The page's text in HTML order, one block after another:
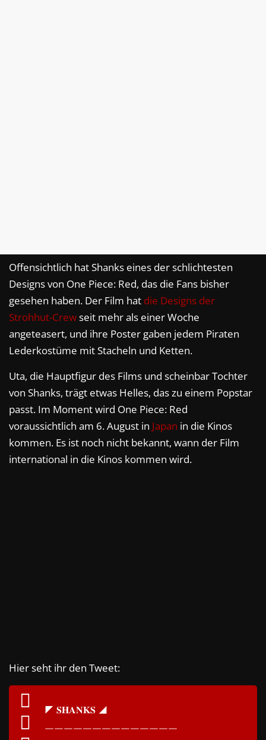
Offensichtlich hat Shanks eines der schlichtesten
Designs von One Piece: Red, das die Fans bisher
gesehen haben. Der Film hat die Designs der
Strohhut-Crewseit mehr als einer Woche
angeteasert, und ihre Poster gaben jedem Piraten
Lederkostüme mit Stacheln und Ketten.
Uta, die Hauptfigur des Films und scheinbar Tochter
von Shanks, trägt etwas Helles, das zu einem Popstar
passt. Im Moment wird One Piece: Red
voraussichtlich am 6. August in Japan in die Kinos
kommen. Es ist noch nicht bekannt, wann der Film
international in die Kinos kommen wird.
Hier seht ihr den Tweet:
◤ 𝐒𝐇𝐀𝐍𝐊𝐒 ◢
￣￣￣￣￣￣￣￣￣￣￣￣￣￣